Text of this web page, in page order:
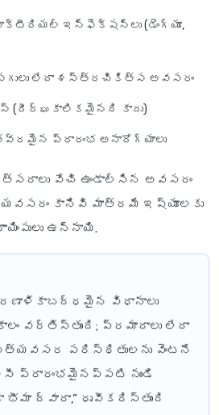
ఇన్ఫెక్షన్లు (డెంగ్యూ,
లేదా శస్త్రచికిత్స అవసరం
(దీర్ఘకాలికమైనది కాదు)
తీవ్రమైన ప్రారంభ అనారోగ్యాలు
వేచి ఉండాల్సిన అవసరం
కానివి మాత్రమే ఇష్యూలకు
ఉన్నాయి.
విధానాలు
వర్తిస్తుంది; ప్రమాదాలు లేదా
పరిస్థితులను వెంటనే
ప్రారంభమైనప్పటి నుండి
భీమా ద్వారా,” ధృవీకరిస్తుంది